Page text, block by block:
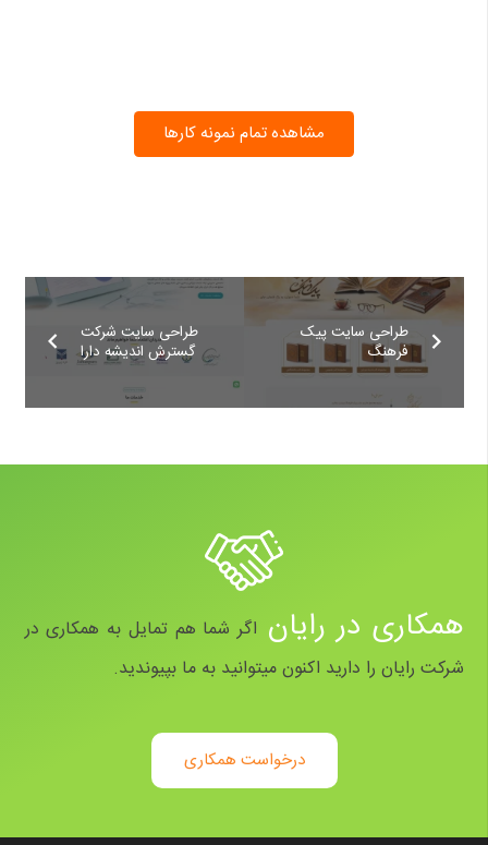
مشاهده تمام نمونه کارها
طراحی سایت شرکت
گسترش اندیشه دارا
طراحی سایت پیک
فرهنگ
همکاری در رایان اگر شما هم تمایل به همکاری در
شرکت رایان را دارید اکنون میتوانید به ما بپیوندید.
درخواست همکاری